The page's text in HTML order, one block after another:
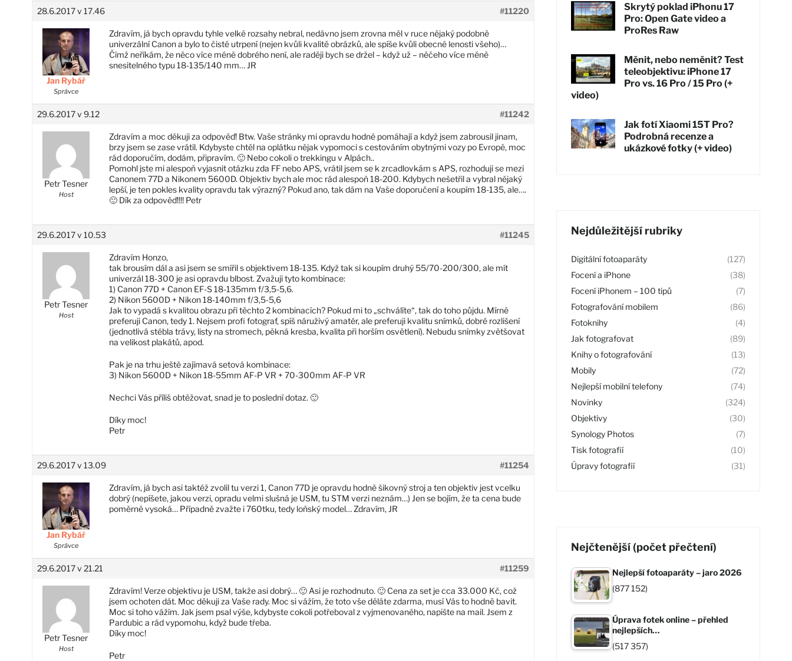
28.6.2017 v 17.46 #11220
Jan Rybář
Správce
Zdravím, já bych opravdu tyhle velké rozsahy nebral, nedávno jsem zrovna měl v ruce nějaký podobně
univerzální Canon a bylo to čisté utrpení (nejen kvůli kvalitě obrázků, ale spíše kvůli obecné lenosti všeho)…
Čímž neříkám, že něco více méně dobrého není, ale raději bych se držel – když už – něčeho více méně
snesitelného typu 18-135/140 mm… JR
29.6.2017 v 9.12 #11242
Petr Tesner
Host
Zdravím a moc děkuji za odpověď! Btw. Vaše stránky mi opravdu hodně pomáhají a když jsem zabrousil jinam,
brzy jsem se zase vrátil. Kdybyste chtěl na oplátku nějak vypomoci s cestováním obytnými vozy po Evropě, moc
rád doporučím, dodám, připravím. 🙂 Nebo cokoli o trekkingu v Alpách..
Pomohl jste mi alespoň vyjasnit otázku zda FF nebo APS, vrátil jsem se k zrcadlovkám s APS, rozhoduji se mezi
Canonem 77D a Nikonem 5600D. Objektiv bych ale moc rád alespoň 18-200. Kdybych nešetřil a vybral nějaký
lepší, je ten pokles kvality opravdu tak výrazný? Pokud ano, tak dám na Vaše doporučení a koupím 18-135, ale….
🙂 Dík za odpověď!!!! Petr
29.6.2017 v 10.53 #11245
Petr Tesner
Host
Zdravím Honzo,
tak brousím dál a asi jsem se smířil s objektivem 18-135. Když tak si koupím druhý 55/70-200/300, ale mít
univerzál 18-300 je asi opravdu blbost. Zvažuji tyto kombinace:
1) Canon 77D + Canon EF-S 18-135mm f/3,5-5,6.
2) Nikon 5600D + Nikon 18-140mm f/3,5-5,6
Jak to vypadá s kvalitou obrazu při těchto 2 kombinacích? Pokud mi to „schválíte“, tak do toho půjdu. Mírně
preferuji Canon, tedy 1. Nejsem profi fotograf, spíš náruživý amatér, ale preferuji kvalitu snímků, dobré rozlišení
(jednotlivá stébla trávy, listy na stromech, pěkná kresba, kvalita při horším osvětlení). Nebudu snímky zvětšovat
na velikost plakátů, apod.
Pak je na trhu ještě zajímavá setová kombinace:
3) Nikon 5600D + Nikon 18-55mm AF-P VR + 70-300mm AF-P VR
Nechci Vás příliš obtěžovat, snad je to poslední dotaz. 🙂
Díky moc!
Petr
29.6.2017 v 13.09 #11254
Jan Rybář
Správce
Zdravím, já bych asi taktéž zvolil tu verzi 1, Canon 77D je opravdu hodně šikovný stroj a ten objektiv jest vcelku
dobrý (nepíšete, jakou verzi, opradu velmi slušná je USM, tu STM verzi neznám…) Jen se bojím, že ta cena bude
poměrně vysoká… Případně zvažte i 760tku, tedy loňský model… Zdravím, JR
29.6.2017 v 21.21 #11259
Petr Tesner
Host
Zdravím! Verze objektivu je USM, takže asi dobrý… 🙂 Asi je rozhodnuto. 🙂 Cena za set je cca 33.000 Kč, což
jsem ochoten dát. Moc děkuji za Vaše rady. Moc si vážím, že toto vše děláte zdarma, musí Vás to hodně bavit.
Moc si toho vážím. Jak jsem psal výše, kdybyste cokoli potřeboval z vyjmenovaného, napište na mail. Jsem z
Pardubic a rád vypomohu, když bude třeba.
Díky moc!
Petr
Skrytý poklad iPhonu 17
Pro: Open Gate video a
ProRes Raw
Měnit, nebo neměnit? Test
teleobjektivu: iPhone 17
Pro vs. 16 Pro / 15 Pro (+
video)
Jak fotí Xiaomi 15T Pro?
Podrobná recenze a
ukázkové fotky (+ video)
Nejdůležitější rubriky
Digitální fotoaparáty
(127)
Focení a iPhone
(38)
Focení iPhonem – 100 tipů
(7)
Fotografování mobilem
(86)
Fotoknihy
(4)
Jak fotografovat
(89)
Knihy o fotografování
(13)
Mobily
(72)
Nejlepší mobilní telefony
(74)
Novinky
(324)
Objektivy
(30)
Synology Photos
(7)
Tisk fotografií
(10)
Úpravy fotografií
(31)
Nejčtenější (počet přečtení)
Nejlepší fotoaparáty – jaro 2026
(877 152)
Úprava fotek online – přehled
nejlepších…
(517 357)